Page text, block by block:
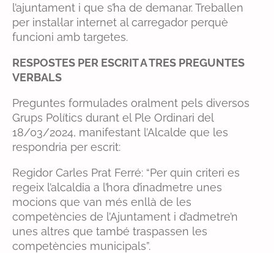
l’ajuntament i que s’ha de demanar. Treballen
per instal·lar internet al carregador perquè
funcioni amb targetes.
RESPOSTES PER ESCRIT A TRES PREGUNTES
VERBALS
Preguntes formulades oralment pels diversos
Grups Polítics durant el Ple Ordinari del
18/03/2024, manifestant l’Alcalde que les
respondria per escrit:
Regidor Carles Prat Ferré: “Per quin criteri es
regeix l’alcaldia a l’hora d’inadmetre unes
mocions que van més enllà de les
competències de l’Ajuntament i d’admetre’n
unes altres que també traspassen les
competències municipals”.